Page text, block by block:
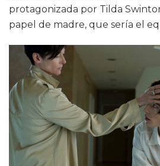
protagonizada por Tilda
papel de madre, que sería el